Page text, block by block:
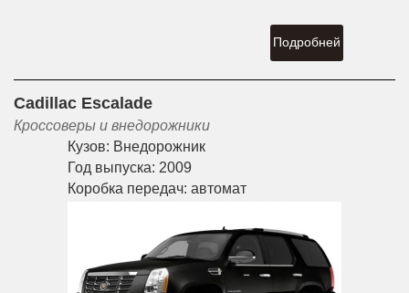
Подробней
Cadillac Escalade
Кроссоверы и внедорожники
Кузов: Внедорожник
Год выпуска: 2009
Коробка передач: автомат